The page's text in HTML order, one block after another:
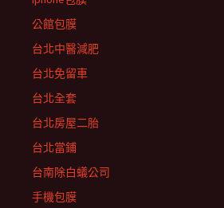
公館包膜
台北中醫減肥
台北免留車
台北全套
台北房屋二胎
台北當鋪
台南除白蟻公司
手機包膜